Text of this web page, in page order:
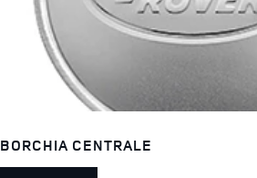
BORCHIA CENTRALE